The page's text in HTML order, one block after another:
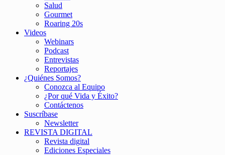
Salud
Gourmet
Roaring 20s
Videos
Webinars
Podcast
Entrevistas
Reportajes
¿Quiénes Somos?
Conozca al Equipo
¿Por qué Vida y Éxito?
Contáctenos
Suscríbase
Newsletter
REVISTA DIGITAL
Revista digital
Ediciones Especiales